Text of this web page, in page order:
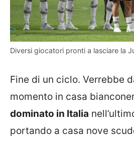
Diversi giocatori pronti a lasciare la
Fine di un ciclo. Verrebbe
momento in casa
dominato in Italia
portando a casa nove